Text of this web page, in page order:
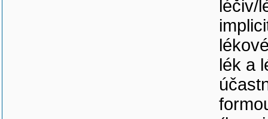
léčiv/
lék a